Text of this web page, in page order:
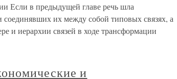
Если в предыдущей главе речь шла
их между собой типовых связях, а
и иерархии связей в ходе трансформации
и